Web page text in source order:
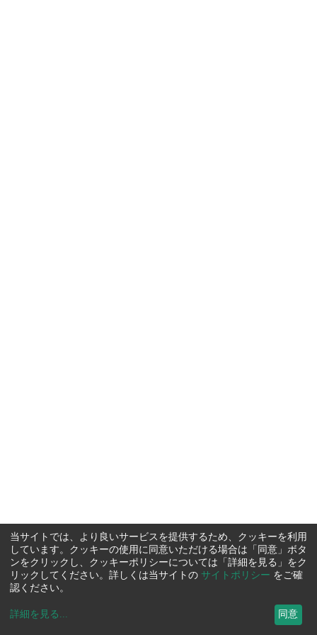
当サイトでは、より良いサービスを提供するため、クッキーを利用
しています。クッキーの使用に同意いただける場合は「同意」ボタ
ンをクリックし、クッキーポリシーについては「詳細を見る」をク
リックしてください。詳しくは当サイトの サイトポリシー をご確
認ください。
詳細を見る ... 同意